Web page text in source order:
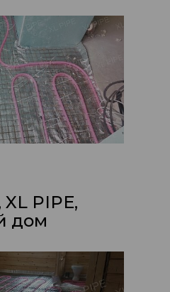
PIPE,
дом